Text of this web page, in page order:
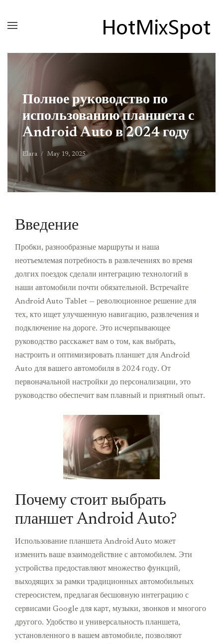
Полное руководство по
использованию планшета с
Android Auto в 2024 году
Elara May 19, 2025
Введение
Пробки, разнообразные маршруты и наша
неотъемлемая потребность в развлечениях во время
долгих поездок сделали интеграцию технологий в
наши автомобили почти обязательной. Встречайте
Android Auto Tablet — революционное решение для
тех, кто ищет улучшенную навигацию, развлечения и
подключение на дороге. Это исчерпывающее
руководство расскажет вам о том, как выбрать,
настроить и оптимизировать планшет для Android
Auto для вашего автомобиля в 2024 году. От
первоначальной настройки до персонализации, это
руководство обеспечит вам плавный и приятный опыт.
Почему стоит выбрать
планшет Android Auto?
Использование планшета Android Auto может
изменить ваше взаимодействие с автомобилем. Эти
устройства предоставляют множество функций,
выходящих за рамки традиционных автомобильных
стереосистем, предлагая бесшовную интеграцию с
сервисами Google для карт, музыки, звонков и многого
другого. Удобство и универсальность планшета,
установленного в вашем автомобиле, позволяют